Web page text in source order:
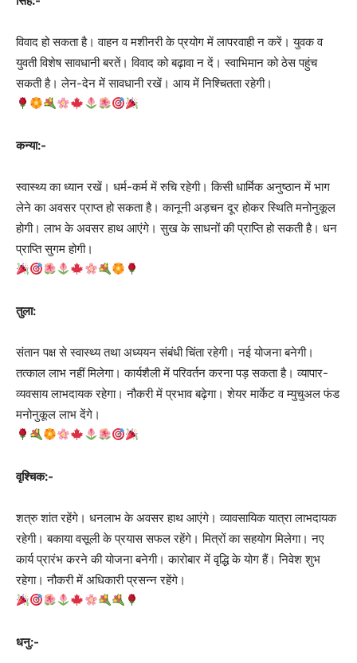
विवाद हो सकता है। वाहन व मशीनरी के प्रयोग में लापरवाही न करें। युवक व
युवती विशेष सावधानी बरतें। विवाद को बढ़ावा न दें। स्वाभिमान को ठेस पहुंच
सकती है। लेन-देन में सावधानी रखें। आय में निश्चितता रहेगी।
कन्या:-
स्वास्थ्‍य का ध्यान रखें। धर्म-कर्म में रुचि रहेगी। किसी धार्मिक अनुष्ठान में भाग
लेने का अवसर प्राप्त हो सकता है। कानूनी अड़चन दूर होकर स्थिति मनोनुकूल
होगी। लाभ के अवसर हाथ आएंगे। सुख के साधनों की प्राप्ति हो सकती है। धन
प्राप्ति सुगम होगी।
तुला:
संतान पक्ष से स्वास्थ्‍य तथा अध्ययन संबंधी चिंता रहेगी। नई योजना बनेगी।
तत्काल लाभ नहीं मिलेगा। कार्यशैली में परिवर्तन करना पड़ सकता है। व्यापार-
व्यवसाय लाभदायक रहेगा। नौकरी में प्रभाव बढ़ेगा। शेयर मार्केट व म्युचुअल फंड
मनोनुकूल लाभ देंगे।
वृश्चिक:-
शत्रु शांत रहेंगे। धनलाभ के अवसर हाथ आएंगे। व्यावसायिक यात्रा लाभदायक
रहेगी। बकाया वसूली के प्रयास सफल रहेंगे। मित्रों का सहयोग मिलेगा। नए
कार्य प्रारंभ करने की योजना बनेगी। कारोबार में वृद्धि के योग हैं। निवेश शुभ
रहेगा। नौकरी में अधिकारी प्रसन्न रहेंगे।
धनु:-